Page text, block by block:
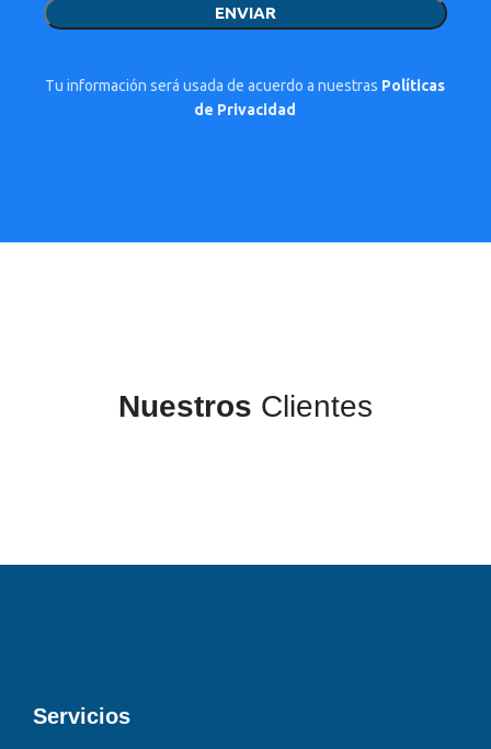
Tu información será usada de acuerdo a nuestras Políticas
de Privacidad
Nuestros Clientes
Servicios